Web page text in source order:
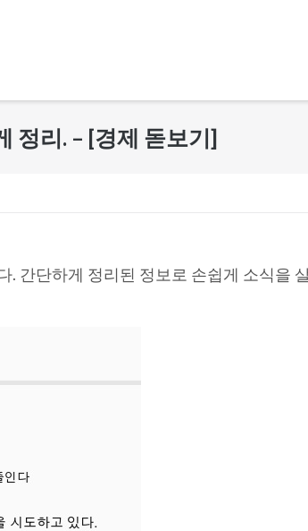
정리. – [경제 돋보기]
. 간단하게 정리된 정보로 손쉽게 소식을